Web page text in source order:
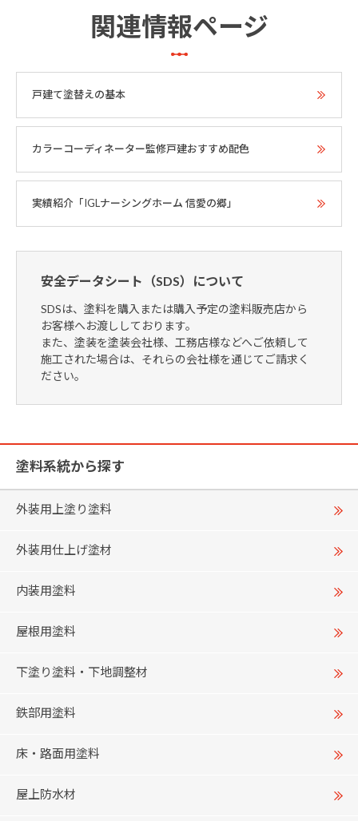
関連情報ページ
戸建て塗替えの基本
カラーコーディネーター監修戸建おすすめ配色
実績紹介「IGLナーシングホーム 信愛の郷」
安全データシート（SDS）について
SDSは、塗料を購入または購入予定の塗料販売店から
お客様へお渡ししております。
また、塗装を塗装会社様、工務店様などへご依頼して
施工された場合は、それらの会社様を通じてご請求く
ださい。
塗料系統から探す
外装用上塗り塗料
外装用仕上げ塗材
内装用塗料
屋根用塗料
下塗り塗料・下地調整材
鉄部用塗料
床・路面用塗料
屋上防水材